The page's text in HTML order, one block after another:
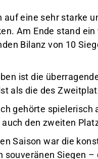
auf eine sehr starke
Am Ende stand
Bilanz von 10
ist die
als die des
gehörte
den zweiten
Saison war die
souveränen Siegen